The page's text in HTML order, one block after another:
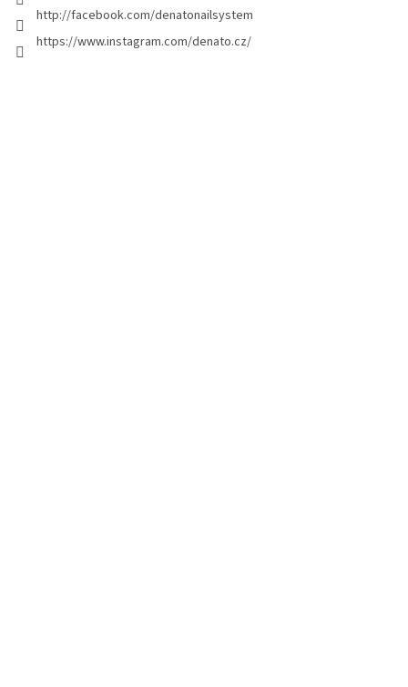
http://facebook.com/denatonailsystem
https://www.instagram.com/denato.cz/